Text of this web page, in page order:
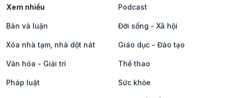
Xem nhiều Podcast
Bàn và luận Đời sống - Xã hội
Xóa nhà tạm, nhà dột nát Giáo dục - Đào tạo
Văn hóa - Giải trí Thể thao
Pháp luật Sức khỏe